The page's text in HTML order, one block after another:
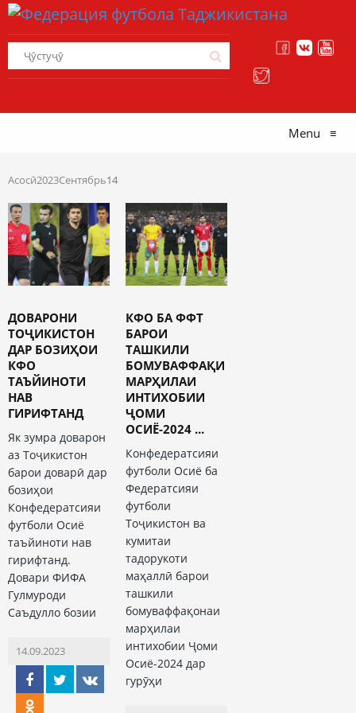
Menu ≡
Асосӣ2023Сентябрь14
ДОВАРОНИ
ТОҶИКИСТОН
ДАР БОЗИҲОИ
КФО
ТАЪЙИНОТИ
НАВ
ГИРИФТАНД
Як зумра доварон
аз Тоҷикистон
барои доварӣ дар
бозиҳои
Конфедератсияи
футболи Осиё
таъйиноти нав
гирифтанд.
Довари ФИФА
Гулмуроди
Саъдулло бозии
14.09.2023
КФО БА ФФТ
БАРОИ
ТАШКИЛИ
БОМУВАФФАҚИ
МАРҲИЛАИ
ИНТИХОБИИ
ҶОМИ
ОСИЁ-2024 ...
Конфедератсияи
футболи Осиё ба
Федератсияи
футболи
Тоҷикистон ва
кумитаи
тадорукоти
маҳаллӣ барои
ташкили
бомуваффақонаи
марҳилаи
интихобии Ҷоми
Осиё-2024 дар
гурӯҳи